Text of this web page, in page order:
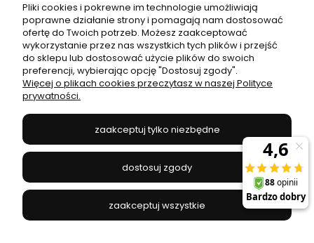
Płatności i dostawa
Informacje
JANEX
669-050-03-43
504 545 749//E-mail:sklep@janexmarket.pl
Pliki cookies i pokrewne im technologie umożliwiają
poprawne działanie strony i pomagają nam dostosować
ofertę do Twoich potrzeb. Możesz zaakceptować
wykorzystanie przez nas wszystkich tych plików i przejść
do sklepu lub dostosować użycie plików do swoich
preferencji, wybierając opcję "Dostosuj zgody".
Więcej o plikach cookies przeczytasz w naszej Polityce
prywatności.
zaakceptuj tylko niezbędne
dostosuj zgody
zaakceptuj wszystkie